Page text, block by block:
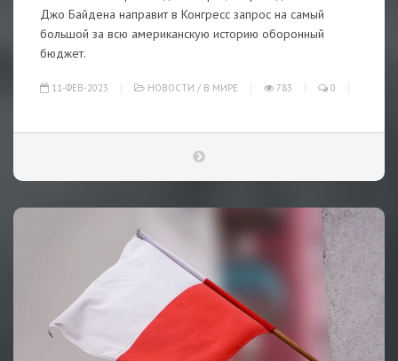
Джо Байдена направит в Конгресс запрос на самый
большой за всю американскую историю оборонный
бюджет.
11-ФЕВ-2023 НОВОСТИ / В МИРЕ 783 0